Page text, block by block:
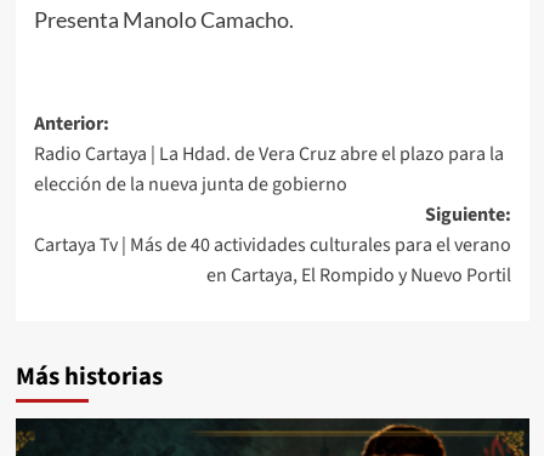
Presenta Manolo Camacho.
Anterior:
Radio Cartaya | La Hdad. de Vera Cruz abre el plazo para la
elección de la nueva junta de gobierno
Siguiente:
Cartaya Tv | Más de 40 actividades culturales para el verano
en Cartaya, El Rompido y Nuevo Portil
Más historias